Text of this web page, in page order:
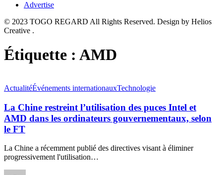
Advertise
© 2023 TOGO REGARD All Rights Reserved. Design by Helios
Creative .
Étiquette : AMD
ActualitéÉvénements internationauxTechnologie
La Chine restreint l’utilisation des puces Intel et
AMD dans les ordinateurs gouvernementaux, selon
le FT
La Chine a récemment publié des directives visant à éliminer
progressivement l'utilisation…